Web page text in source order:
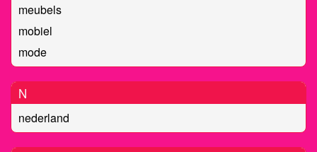
meubels
mobiel
mode
N
nederland